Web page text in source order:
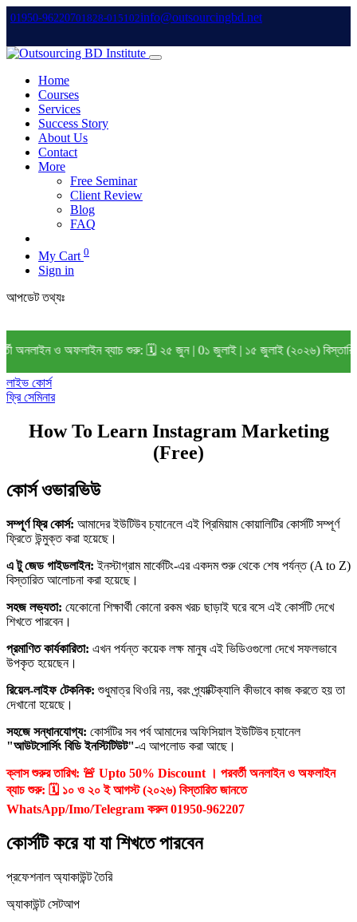
01950-96220701828-015102info@outsourcingbd.net
Home
Courses
Services
Success Story
About Us
Contact
More
Free Seminar
Client Review
Blog
FAQ
My Cart 0
Sign in
আপডেট তথ্যঃ
ব্যাচ শুরু: 🗓️ ২৫ জুন | 0১ জুলাই | ১৫ জুলাই (২০২৬) বিস্তারিত জানতে
লাইভ কোর্স
ফ্রি সেমিনার
How To Learn Instagram Marketing
(Free)
কোর্স ওভারভিউ
সম্পূর্ণ ফ্রি কোর্স: আমাদের ইউটিউব চ্যানেলে এই প্রিমিয়াম কোয়ালিটির কোর্সটি সম্পূর্ণ
ফ্রিতে উন্মুক্ত করা হয়েছে।
এ টু জেড গাইডলাইন: ইনস্টাগ্রাম মার্কেটিং-এর একদম শুরু থেকে শেষ পর্যন্ত (A to Z)
বিস্তারিত আলোচনা করা হয়েছে।
সহজ লভ্যতা: যেকোনো শিক্ষার্থী কোনো রকম খরচ ছাড়াই ঘরে বসে এই কোর্সটি দেখে
শিখতে পারবেন।
প্রমাণিত কার্যকারিতা: এখন পর্যন্ত কয়েক লক্ষ মানুষ এই ভিডিওগুলো দেখে সফলভাবে
উপকৃত হয়েছেন।
রিয়েল-লাইফ টেকনিক: শুধুমাত্র থিওরি নয়, বরং প্র্যাক্টিক্যালি কীভাবে কাজ করতে হয় তা
দেখানো হয়েছে।
সহজে সন্ধানযোগ্য: কোর্সটির সব পর্ব আমাদের অফিসিয়াল ইউটিউব চ্যানেল
"আউটসোর্সিং বিডি ইনস্টিটিউট"-এ আপলোড করা আছে।
ক্লাস শুরুর তারিখ: 🚨 Upto 50% Discount । পরবর্তী অনলাইন ও অফলাইন
ব্যাচ শুরু: 🗓️ ১০ ও ২০ ই আগস্ট (২০২৬) বিস্তারিত জানতে
WhatsApp/Imo/Telegram করুন 01950-962207
কোর্সটি করে যা যা শিখতে পারবেন
প্রফেশনাল অ্যাকাউন্ট তৈরি
অ্যাকাউন্ট সেটআপ